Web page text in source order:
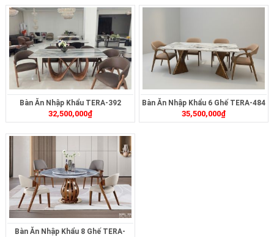
Bàn Ăn Nhập Khẩu TERA-392
32,500,000₫
Bàn Ăn Nhập Khẩu 6 Ghế TERA-484
35,500,000₫
Bàn Ăn Nhập Khẩu 8 Ghế TERA-